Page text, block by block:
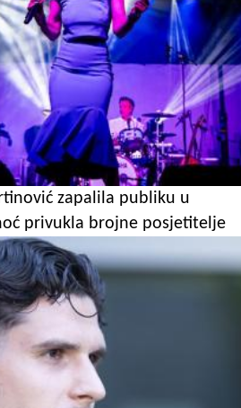
zapalila publiku u
privukla brojne posjetitelje